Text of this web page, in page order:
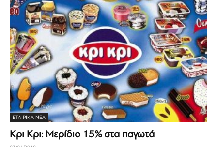
ΕΤΑΙΡΙΚΆ ΝΈΑ
Κρι Κρι: Μερίδιο 15% στα παγωτά